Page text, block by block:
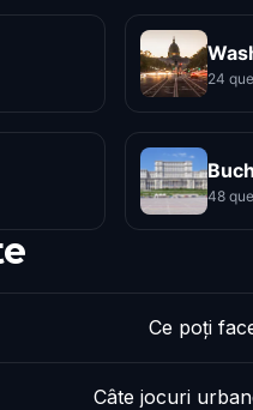
24
48
Ce poți
Câte jocuri